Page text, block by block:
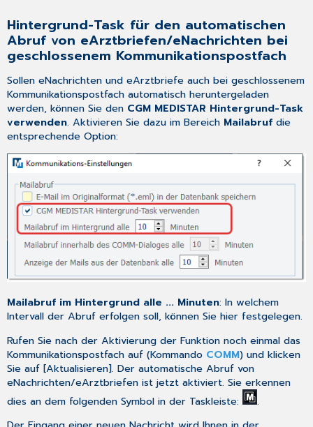
Speicherung
Hintergrund-Task für den automatischen
Abruf von eArztbriefen/eNachrichten bei
geschlossenem Kommunikationspostfach
Sollen eNachrichten und eArztbriefe auch bei geschlossenem
Kommunikationspostfach automatisch heruntergeladen
werden, können Sie den CGM MEDISTAR Hintergrund-Task
verwenden. Aktivieren Sie dazu im Bereich Mailabruf die
entsprechende Option:
Mailabruf im Hintergrund alle ... Minuten: In welchem
Intervall der Abruf erfolgen soll, können Sie hier festgelegen.
Rufen Sie nach der Aktivierung der Funktion noch einmal das
Kommunikationspostfach auf (Kommando COMM) und klicken
Sie auf [Aktualisieren]. Der automatische Abruf von
eNachrichten/eArztbriefen ist jetzt aktiviert. Sie erkennen
dies an dem folgenden Symbol in der Taskleiste:
.